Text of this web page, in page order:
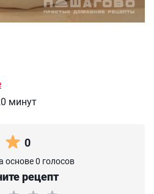
минут
0
основе 0 голосов
рецепт